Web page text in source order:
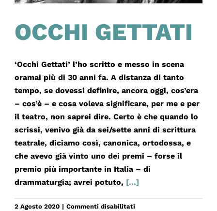
OCCHI GETTATI
‘Occhi Gettati’ l’ho scritto e messo in scena
oramai più di 30 anni fa. A distanza di tanto
tempo, se dovessi definire, ancora oggi, cos’era
– cos’è – e cosa voleva significare, per me e per
il teatro, non saprei dire. Certo è che quando lo
scrissi, venivo già da sei/sette anni di scrittura
teatrale, diciamo così, canonica, ortodossa, e
che avevo già vinto uno dei premi – forse il
premio più importante in Italia – di
drammaturgia; avrei potuto, [...]
2 Agosto 2020 | Commenti disabilitatisu